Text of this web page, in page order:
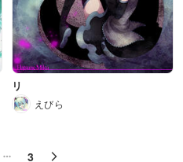
リ
えびら
3